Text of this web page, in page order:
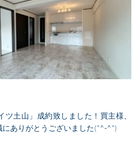
ツ土山」成約致しました！買主様、
ありがとうございました(*^-^*)